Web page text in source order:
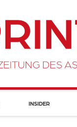
INSIDER